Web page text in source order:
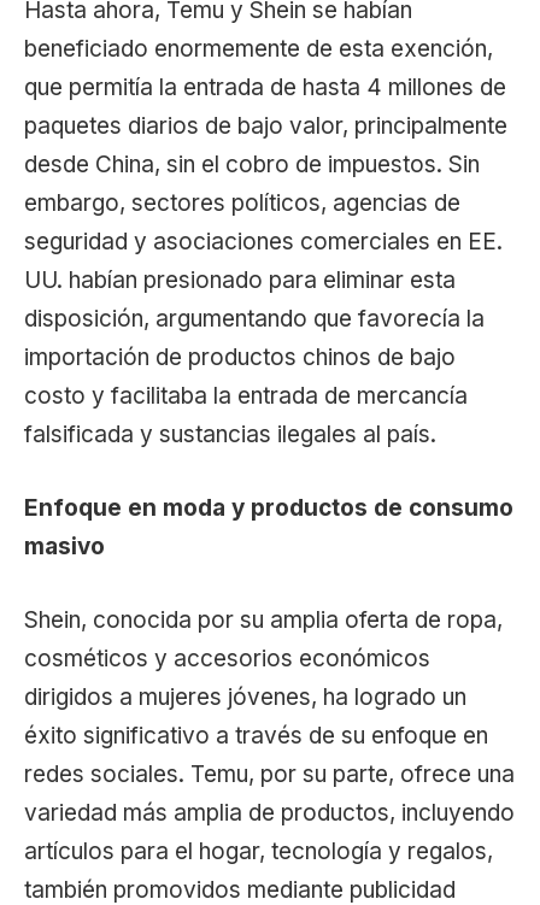
Hasta ahora, Temu y Shein se habían
beneficiado enormemente de esta exención,
que permitía la entrada de hasta 4 millones de
paquetes diarios de bajo valor, principalmente
desde China, sin el cobro de impuestos. Sin
embargo, sectores políticos, agencias de
seguridad y asociaciones comerciales en EE.
UU. habían presionado para eliminar esta
disposición, argumentando que favorecía la
importación de productos chinos de bajo
costo y facilitaba la entrada de mercancía
falsificada y sustancias ilegales al país.
Enfoque en moda y productos de consumo
masivo
Shein, conocida por su amplia oferta de ropa,
cosméticos y accesorios económicos
dirigidos a mujeres jóvenes, ha logrado un
éxito significativo a través de su enfoque en
redes sociales. Temu, por su parte, ofrece una
variedad más amplia de productos, incluyendo
artículos para el hogar, tecnología y regalos,
también promovidos mediante publicidad